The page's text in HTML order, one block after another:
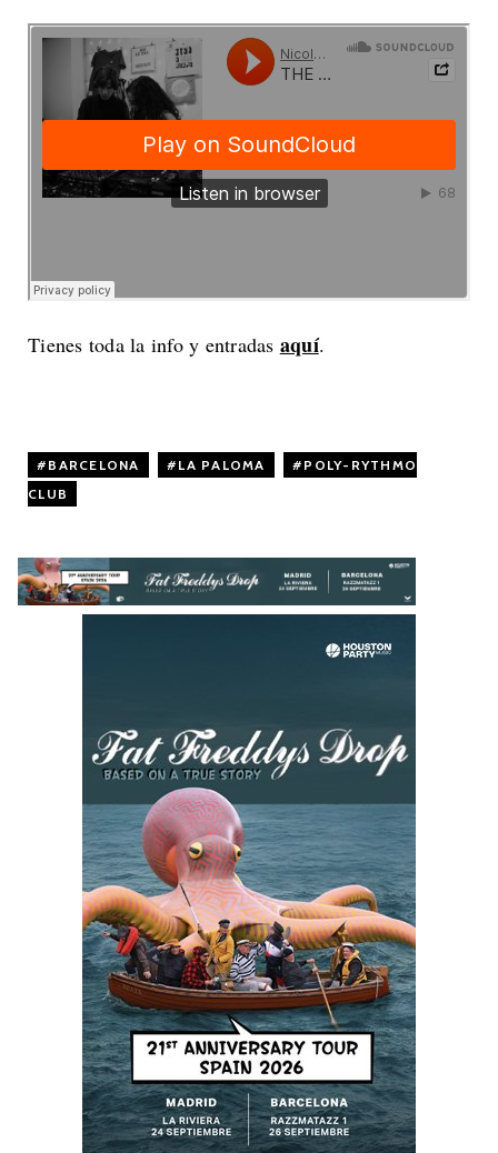
Tienes toda la info y entradas aquí.
BARCELONA LA PALOMA
POLY-RYTHMO
CLUB